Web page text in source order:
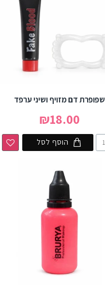
שפופרת דם מזויף ושיני ערפד
₪18.00
הוסף לסל